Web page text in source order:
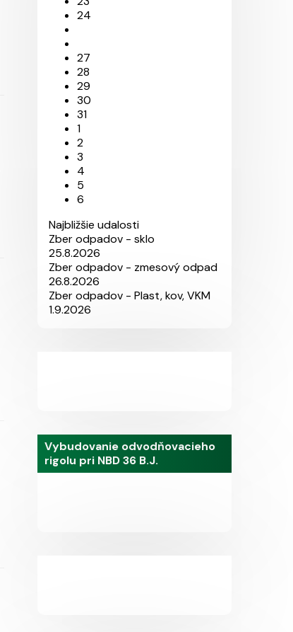
24
27
28
29
30
31
1
2
3
4
5
6
Najbližšie udalosti
Zber odpadov - sklo
25.8.2026
Zber odpadov - zmesový odpad
26.8.2026
Zber odpadov - Plast, kov, VKM
1.9.2026
Vybudovanie odvodňovacieho
rigolu pri NBD 36 B.J.